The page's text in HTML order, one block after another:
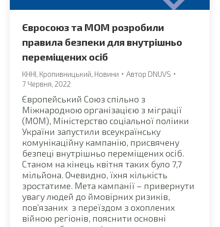
Євросоюз та МОМ розробили
правила безпеки для внутрішньо
переміщених осіб
КННІ, Кропивницький, Новини Автор DNUVS
7 Червня, 2022
Європейський Союз спільно з
Міжнародною організацією з міграції
(МОМ), Міністерство соціальної поліики
України запустили всеукраїнську
комунікаційну кампанію, присвячену
безпеці внутрішньо переміщених осіб.
Станом на кінець квітня таких було 7,7
мільйона. Очевидно, їхня кількість
зростатиме. Мета кампанії – привернути
увагу людей до ймовірних ризиків,
пов’язаних з переїздом з охоплених
війною регіонів, пояснити основні